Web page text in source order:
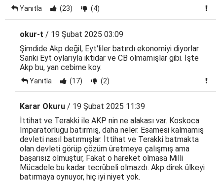
Yanıtla (23) (4)
okur-t / 19 Şubat 2025 03:09
Şimdide Akp değil, Eyt'liler batırdı ekonomiyi diyorlar.
Sanki Eyt oylarıyla iktidar ve CB olmamışlar gibi. İşte
Akp bu, yan cebime koy.
Yanıtla (17) (2)
Karar Okuru / 19 Şubat 2025 11:39
İttihat ve Terakki ile AKP nin ne alakası var. Koskoca
İmparatorluğu batırmış, daha neler. Esamesi kalmamış
devleti nasıl batırmışlar. İttihat ve Terakki batmakta
olan devleti görüp çözüm üretmeye çalışmış ama
başarısız olmuştur, Fakat o hareket olmasa Milli
Mücadele bu kadar tecrübeli olmazdı. Akp direk ülkeyi
batırmaya oynuyor, hiç iyi niyet yok.